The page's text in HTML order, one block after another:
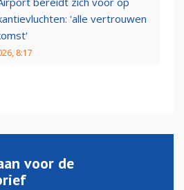
'alle vertrouwen
8:17
voor de